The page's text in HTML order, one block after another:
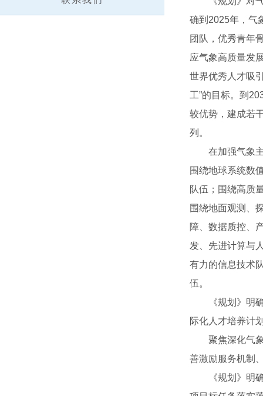
确到2025年，气
团队，优秀青年
应气象高质量发
世界优秀人才吸
工”的目标。到
较优势，建成若
列。
在加强气象主
围绕地球系统数
队伍；围绕高质
围绕地面观测、
障、数据质控、
发、先进计算与
有力的信息技术
伍。
《规划》明确
际化人才培养计
聚焦深化气象
善激励服务机制
《规划》明确